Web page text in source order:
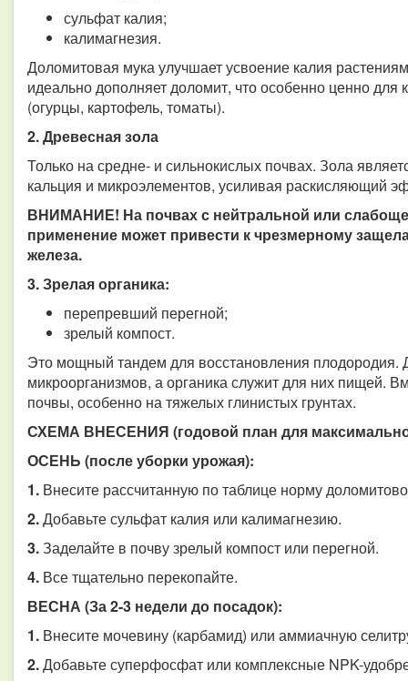
сульфат калия;
калимагнезия.
Доломитовая мука улучшает усвоение калия
идеально дополняет доломит, что особенно ценно для
(огурцы, картофель, томаты).
2. Древесная зола
Только на средне- и сильнокислых почвах. Зола
кальция и микроэлементов, усиливая раскисляющий
ВНИМАНИЕ! На почвах с нейтральной или
применение может привести к чрезмерному
железа.
3. Зрелая органика:
перепревший перегной;
зрелый компост.
Это мощный тандем для восстановления плодородия.
микроорганизмов, а органика служит для них пищей.
почвы, особенно на тяжелых глинистых грунтах.
СХЕМА ВНЕСЕНИЯ (годовой план для
ОСЕНЬ (после уборки урожая):
1. Внесите рассчитанную по таблице норму
2.Добавьте сульфат калия или калимагнезию.
3.Заделайте в почву зрелый компост или перегной.
4. Все тщательно перекопайте.
ВЕСНА (За 2-3 недели до посадок):
1. Внесите мочевину (карбамид) или аммиачную
2.Добавьте суперфосфат или комплексные NPK-